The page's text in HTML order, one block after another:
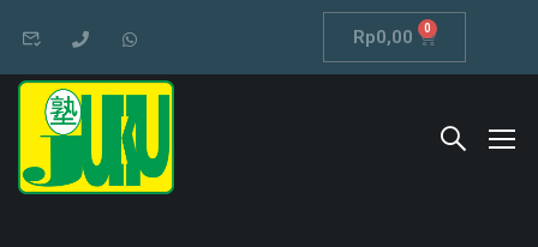
Rp0,00 0